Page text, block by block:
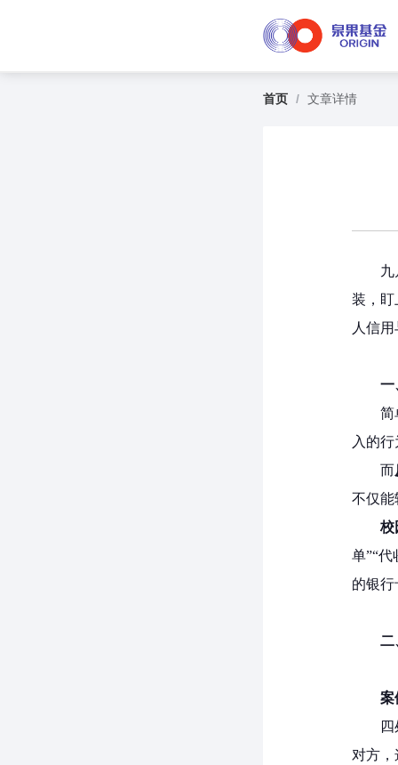
首页 / 文章详情
九
装，盯
人信
一
简
入的
而
不仅能
校
单”“
的银
二
案
对方